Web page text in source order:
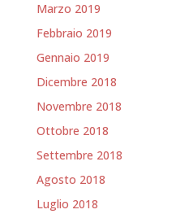
Marzo 2019
Febbraio 2019
Gennaio 2019
Dicembre 2018
Novembre 2018
Ottobre 2018
Settembre 2018
Agosto 2018
Luglio 2018